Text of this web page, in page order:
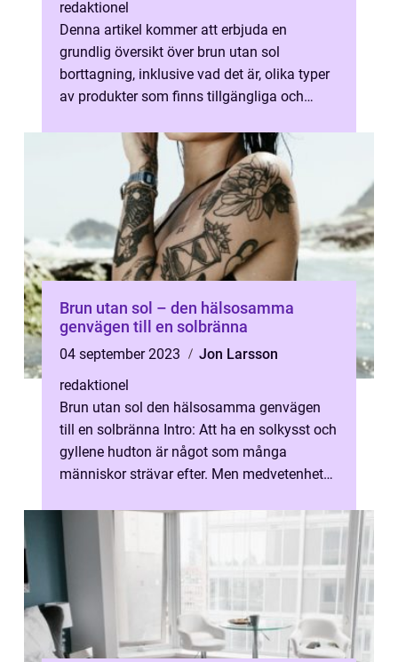
redaktionel
Denna artikel kommer att erbjuda en
grundlig översikt över brun utan sol
borttagning, inklusive vad det är, olika typer
av produkter som finns tillgängliga och
Brun utan sol – den hälsosamma
genvägen till en solbränna
04 september 2023
Jon Larsson
redaktionel
Brun utan sol den hälsosamma genvägen
till en solbränna Intro: Att ha en solkysst och
gyllene hudton är något som många
människor strävar efter. Men medvetenheten